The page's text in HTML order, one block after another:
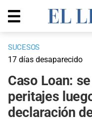
SUCESOS
17 días desaparecido
Caso Loan:
peritajes
declaración